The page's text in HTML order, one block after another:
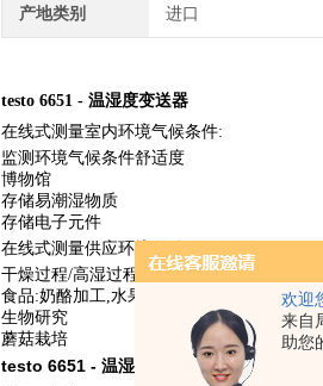
欢迎
来自
助您
产地类别 进口
testo 6651 - 温湿度变送器
在线式测量室内环境气候条件:
监测环境气候条件舒适度
博物馆
存储易潮湿物质
存储电子元件
在线式测量供应环境条件:
干燥过程/高湿过程
食品:奶酪加工,水果酿熟、面食干燥系统,生
生物研究
蘑菇栽培
testo 6651 - 温湿度变送器用于关键环境